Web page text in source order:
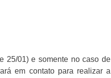
25/01) e somente no caso de
em contato para realizar a